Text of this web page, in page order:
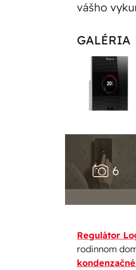
vášho
GALÉRIA
Regulátor
rodinnom